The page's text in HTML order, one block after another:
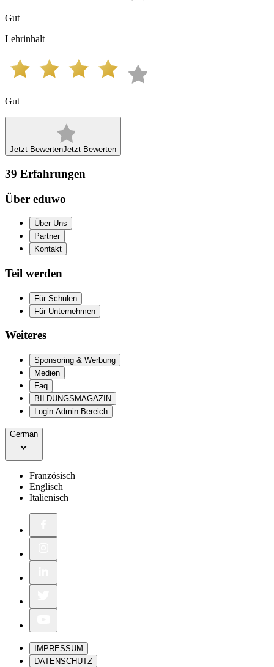
Gut
Lehrinhalt
Gut
Jetzt BewertenJetzt Bewerten
39 Erfahrungen
Über eduwo
Über Uns
Partner
Kontakt
Teil werden
Für Schulen
Für Unternehmen
Weiteres
Sponsoring & Werbung
Medien
Faq
BILDUNGSMAGAZIN
Login Admin Bereich
German
Französisch
Englisch
Italienisch
IMPRESSUM
DATENSCHUTZ